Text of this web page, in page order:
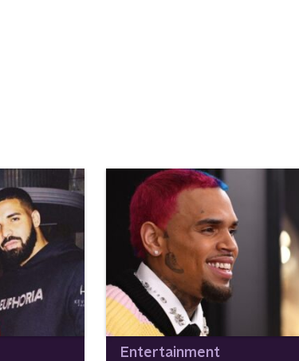
Entertainment